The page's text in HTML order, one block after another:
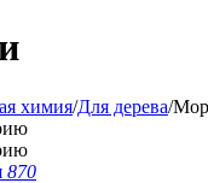
химия/Для дерева/
870